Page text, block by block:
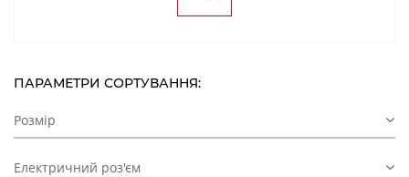
ПАРАМЕТРИ СОРТУВАННЯ:
Розмір
Електричний роз'єм